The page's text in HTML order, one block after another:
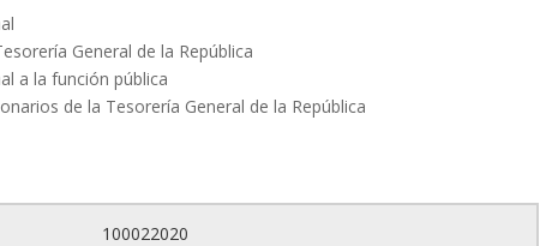
General de la República
a la función pública
de la Tesorería General de la República
100022020